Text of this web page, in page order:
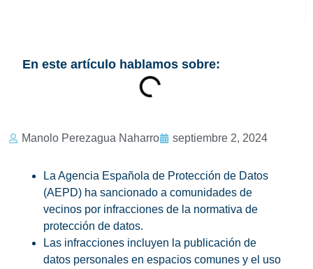
En este artículo hablamos sobre:
Manolo Perezagua Naharro septiembre 2, 2024
La Agencia Española de Protección de Datos
(AEPD) ha sancionado a comunidades de
vecinos por infracciones de la normativa de
protección de datos.
Las infracciones incluyen la publicación de
datos personales en espacios comunes y el uso